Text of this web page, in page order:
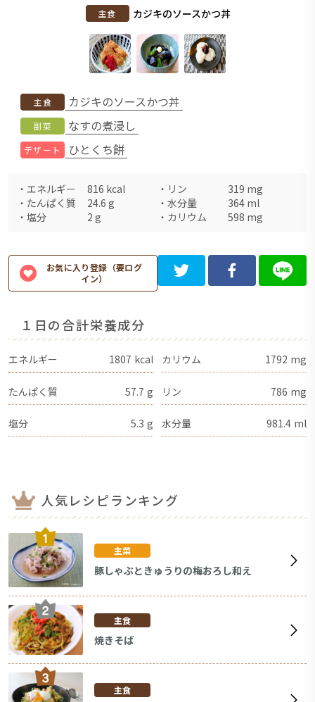
主食 カジキのソースかつ丼
主食 カジキのソースかつ丼
副菜 なすの煮浸し
デザート ひとくち餅
・ エネルギー 816 kcal ・ リン 319 mg
・ たんぱく質 24.6 g ・ 水分量 364 ml
・ 塩分 2 g ・ カリウム 598 mg
お気に入り登録（要ログ
イン）
１日の合計栄養成分
エネルギー 1807 kcal カリウム 1792 mg
たんぱく質 57.7 g リン 786 mg
塩分 5.3 g 水分量 981.4 ml
人気レシピランキング
主菜
豚しゃぶときゅうりの梅おろし和え
主食
焼きそば
主食